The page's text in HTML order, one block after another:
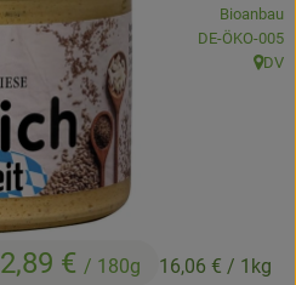
2,89 € / 180g 16,06 € / 1kg
Bioanbau
, Kontrollstelle:
DE-ÖKO-005
,
DV